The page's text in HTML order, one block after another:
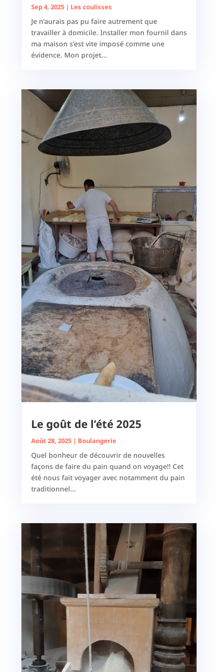
Sep 4, 2025| Les coulisses
Je n’aurais pas pu faire autrement que
travailler à domicile. Installer mon fournil dans
ma maison s’est vite imposé comme une
évidence. Mon projet...
Le goût de l’été 2025
Août 28, 2025| Boulangerie
Quel bonheur de découvrir de nouvelles
façons de faire du pain quand on voyage!! Cet
été nous fait voyager avec notamment du pain
traditionnel...